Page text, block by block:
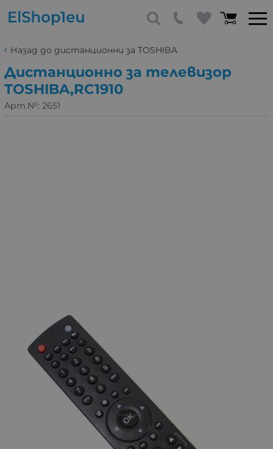
Назад до дистанционни за TOSHIBA
Дистанционно за телевизор
TOSHIBA,RC1910
Арт.№: 2651